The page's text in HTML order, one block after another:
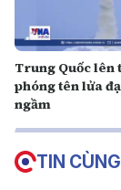
Trung Quốc lên
phóng tên lửa
ngầm
TIN